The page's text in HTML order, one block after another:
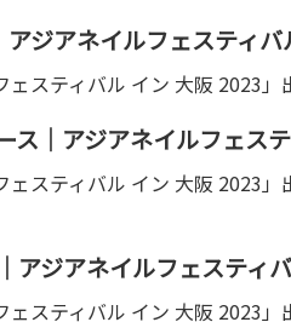
アジアネイルフェスティ
ェスティバル イン 大阪 2023
ス｜アジアネイルフェス
ェスティバル イン 大阪 2023
アジアネイルフェスティ
ェスティバル イン 大阪 2023